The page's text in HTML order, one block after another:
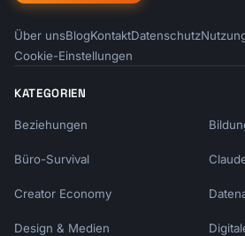
Über unsBlogKontaktDatenschutz
Cookie-Einstellungen
KATEGORIEN
Beziehungen
Büro-Survival
Creator Economy
Design & Medien